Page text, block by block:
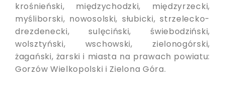
krośnieński, międzychodzki, międzyrzecki,
myśliborski, nowosolski, słubicki, strzelecko-
drezdenecki, sulęciński, świebodziński,
wolsztyński, wschowski, zielonogórski,
żagański, żarski i miasta na prawach powiatu:
Gorzów Wielkopolski i Zielona Góra.